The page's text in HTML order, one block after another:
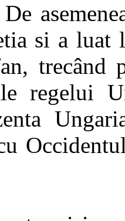
si a luat
trecând
regelui